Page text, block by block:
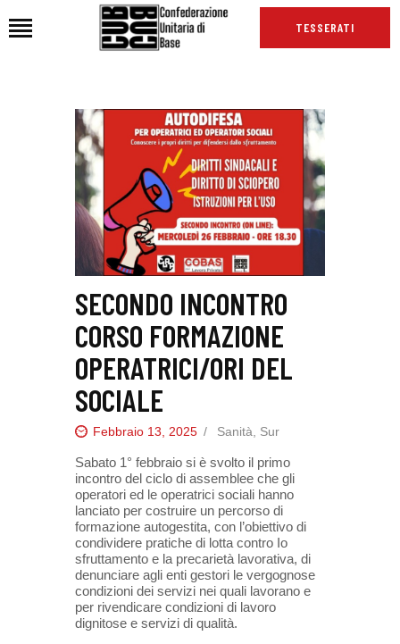
TESSERATI
HOME
CHI SIAMO
SEDI
NEWS
PODCAST CUB
TG CUB
INTERNAZIONALE
RASSEGNA STAMPA
SECONDO INCONTRO
CORSO FORMAZIONE
OPERATRICI/ORI DEL
SOCIALE
Febbraio 13, 2025 Sanità, Sur
Sabato 1° febbraio si è svolto il primo
incontro del ciclo di assemblee che gli
operatori ed le operatrici sociali hanno
lanciato per costruire un percorso di
formazione autogestita, con l’obiettivo di
condividere pratiche di lotta contro Io
sfruttamento e la precarietà lavorativa, di
denunciare agli enti gestori le vergognose
condizioni dei servizi nei quali lavorano e
per rivendicare condizioni di lavoro
dignitose e servizi di qualità.